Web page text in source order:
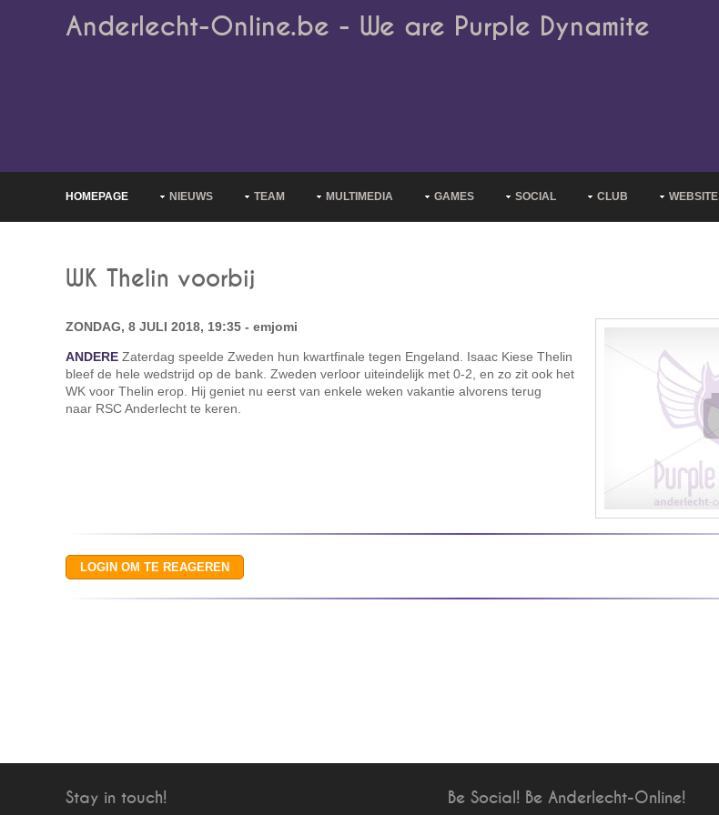
Anderlecht-Online.be - We are Purple Dynamite
HOMEPAGE NIEUWS TEAM MULTIMEDIA GAMES SOCIAL CLUB WEBSITE
WK Thelin voorbij
ZONDAG, 8 JULI 2018, 19:35 - emjomi
ANDERE Zaterdag speelde Zweden hun kwartfinale tegen Engeland. Isaac Kiese Thelin
bleef de hele wedstrijd op de bank. Zweden verloor uiteindelijk met 0-2, en zo zit ook het
WK voor Thelin erop. Hij geniet nu eerst van enkele weken vakantie alvorens terug
naar RSC Anderlecht te keren.
Stay in touch! Be Social! Be Anderlecht-Online!